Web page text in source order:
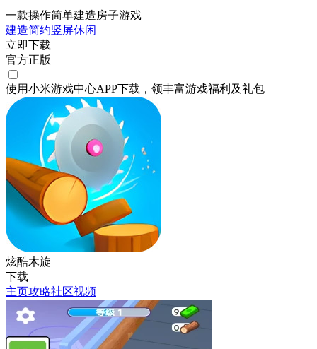
一款操作简单建造房子游戏
建造简约竖屏休闲
立即下载
官方正版
使用小米游戏中心APP下载 ，领丰富游戏福利 及礼包
炫酷木旋
下载
主页攻略社区视频